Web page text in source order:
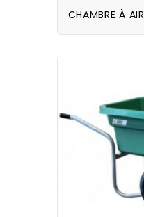
CHAMBRE À AIR